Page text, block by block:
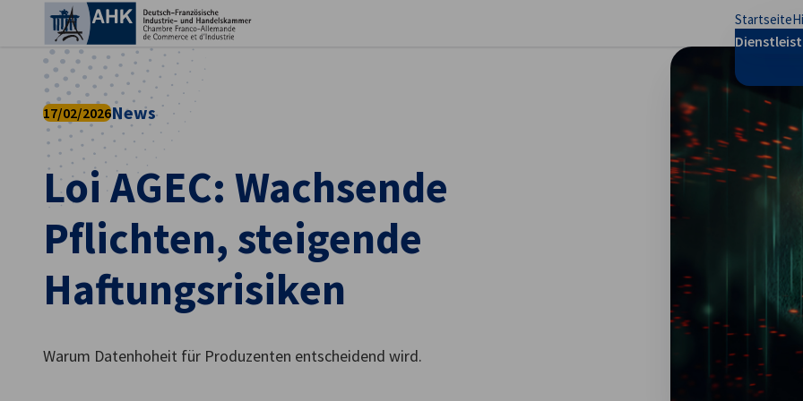
Startseite
Loi AGEC: Wachsende
Pflichten, steigende
Haftungsrisiken
17/02/2026News
Warum Datenhoheit für Produzenten entscheidend wird.